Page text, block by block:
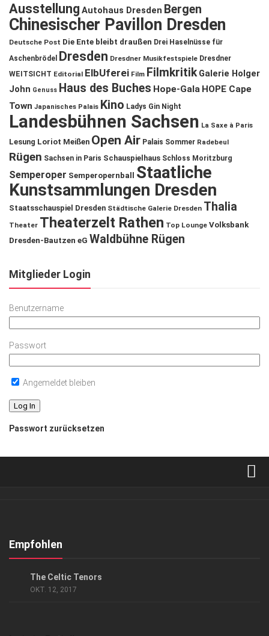
Ausstellung Autohaus Dresden Bergen
Chinesischer Pavillon Dresden
Deutsche Post Die Ente bleibt draußen Drei Haselnüsse für
Aschenbrödel
Dresden Dresdner Musikfestspiele Dresdner
WEITSICHT Editorial ElbUferei Film Filmkritik Galerie Holger
John Genuss Haus des Buches Hope-Gala HOPE Cape
Town Japanisches Palais Kino Ladys Gin Night
Landesbühnen Sachsen La Saxe à Paris
Lesung Loriot Meißen Open Air Palais Sommer Radebeul
Rügen Sachsen in Paris Schauspielhaus Schloss Moritzburg
Semperoper Semperopernball
Staatliche
Kunstsammlungen Dresden
Staatsschauspiel Dresden Städtische Galerie Dresden Thalia
Theater Theaterzelt Rathen Top Lounge Volksbank
Dresden-Bautzen eG Waldbühne Rügen
Mitglieder Login
Benutzername
Passwort
Angemeldet bleiben
Passwort zurücksetzen
Kontakt, Impressum
Empfohlen
The Celtic Tenors
OKT. 12, 2017